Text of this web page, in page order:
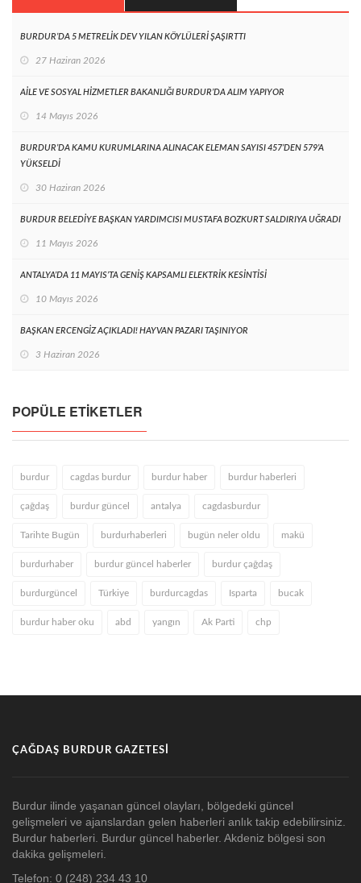
BURDUR’DA 5 METRELİK DEV YILAN KÖYLÜLERİ ŞAŞIRTTI
27 Haziran 2026
AİLE VE SOSYAL HİZMETLER BAKANLIĞI BURDUR’DA ALIM YAPIYOR
14 Mayıs 2026
BURDUR’DA KAMU KURUMLARINA ALINACAK ELEMAN SAYISI 457’DEN 579’A
YÜKSELDİ
30 Haziran 2026
BURDUR BELEDİYE BAŞKAN YARDIMCISI MUSTAFA BOZKURT SALDIRIYA UĞRADI
11 Mayıs 2026
ANTALYA’DA 11 MAYIS’TA GENİŞ KAPSAMLI ELEKTRİK KESİNTİSİ
10 Mayıs 2026
BAŞKAN ERCENGİZ AÇIKLADI! HAYVAN PAZARI TAŞINIYOR
3 Haziran 2026
POPÜLE ETIKETLER
burdur cagdas burdur burdur haber burdur haberleri
çağdaş burdur güncel antalya cagdasburdur
Tarihte Bugün burdurhaberleri bugün neler oldu makü
burdurhaber burdur güncel haberler burdur çağdaş
burdurgüncel Türkiye burdurcagdas Isparta bucak
burdur haber oku abd yangın Ak Parti chp
ÇAĞDAŞ BURDUR GAZETESI
Burdur ilinde yaşanan güncel olayları, bölgedeki güncel
gelişmeleri ve ajanslardan gelen haberleri anlık takip edebilirsiniz.
Burdur haberleri. Burdur güncel haberler. Akdeniz bölgesi son
dakika gelişmeleri.
Telefon: 0 (248) 234 43 10